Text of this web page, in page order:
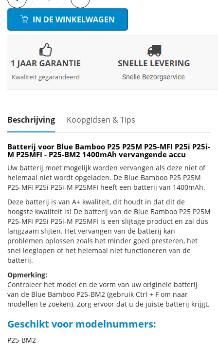
IN DE WINKELWAGEN
Beschrijving Koopgidsen & Tips
Batterij voor Blue Bamboo P25 P25M P25-MFI P25i P25i-
M P25MFI - P25-BM2 1400mAh vervangende accu
Uw batterij moet mogelijk worden vervangen als deze niet of
helemaal niet wordt opgeladen. De Blue Bamboo P25 P25M
P25-MFI P25i P25i-M P25MFI heeft een batterij van 1400mAh.
Deze batterij is van A+ kwaliteit, dit houdt in dat dit de
hoogste kwaliteit is! De batterij van de Blue Bamboo P25 P25M
P25-MFI P25i P25i-M P25MFI is een slijtage product en zal dus
langzaam slijten. Het vervangen van de batterij kan
problemen oplossen zoals het minder goed presteren, het
snel leeglopen of het helemaal niet functioneren van de
batterij.
Opmerking:
Controleer het model en de vorm van uw originele batterij
van de Blue Bamboo P25-BM2 (gebruik Ctrl + F om naar
modellen te zoeken). Zorg ervoor dat u de juiste batterij krijgt.
Geschikt voor modelnummers:
P25-BM2